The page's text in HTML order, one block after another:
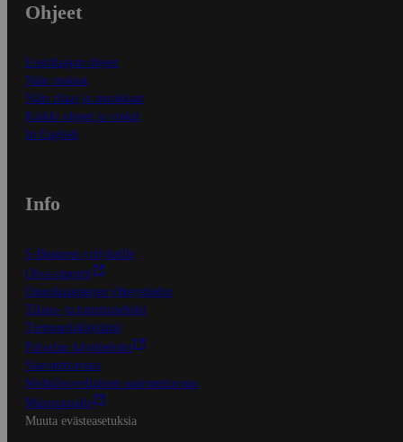
Ohjeet
Ensitilaajan ohjeet
Näin maksat
Näin tilaat ja muokkaat
Kaikki ohjeet ja vinkit
In English
Info
S-Business yrityksille
Oiva-raportit
Osuuskauppojen yhteystiedot
Tilaus- ja toimitusehdot
Tietosuojakäytäntö
Palvelun käyttöehdot
Saavutettavuus
Mobiilisovelluksen saavutettavuus
Mainostajalle
Muuta evästeasetuksia